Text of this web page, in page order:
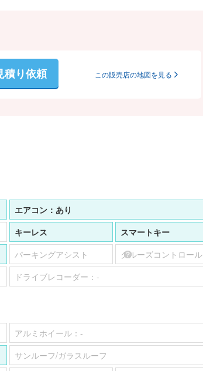
積り依頼 この販売店の地図を見る
エアコン： あり
キーレス
スマートキー
パーキングアシスト
クルーズコントロール
ドライブレコーダー： -
アルミホイール： -
サンルーフ/ガラスルーフ